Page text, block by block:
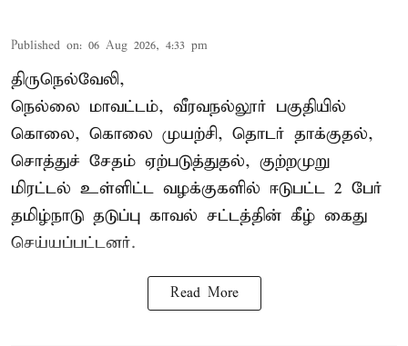
Published on: 06 Aug 2026, 4:33 pm
திருநெல்வேலி,
நெல்லை மாவட்டம், வீரவநல்லூர் பகுதியில்
கொலை, கொலை முயற்சி, தொடர் தாக்குதல்,
சொத்துச் சேதம் ஏற்படுத்துதல், குற்றமுறு
மிரட்டல் உள்ளிட்ட வழக்குகளில் ஈடுபட்ட 2 பேர்
தமிழ்நாடு தடுப்பு காவல் சட்டத்தின் கீழ் கைது
செய்யப்பட்டனர்.
Read More